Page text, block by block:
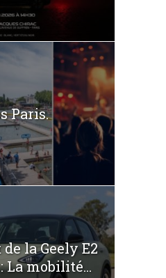
Paris.
la Geely E2
La mobilité...